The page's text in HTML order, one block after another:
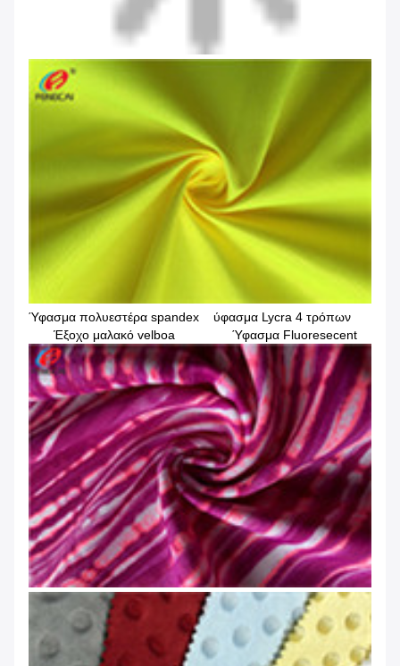
Ύφασμα πολυεστέρα spandex ύφασμα Lycra 4 τρόπων
Έξοχο μαλακό velboa Ύφασμα Fluoresecent